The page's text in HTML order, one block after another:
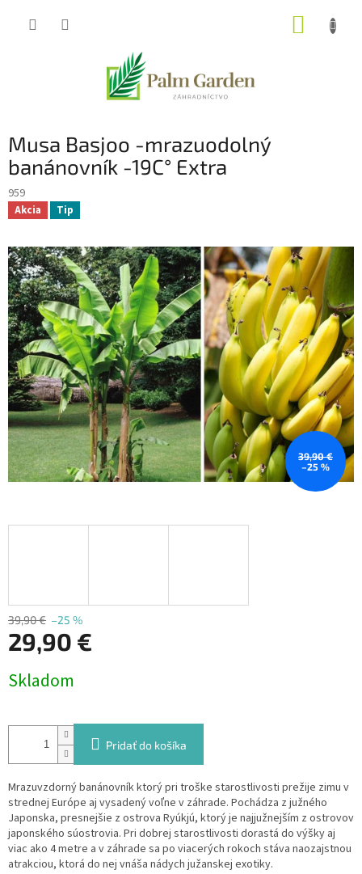
Musa Basjoo -mrazuodolný
banánovník -19C° Extra
959
Akcia Tip
39,90 €
–25 %
39,90 € –25 %
29,90 €
cena:
Skladom
Pridať do košíka
Mrazuvzdorný banánovník ktorý pri troške starostlivosti prežije zimu v
strednej Európe aj vysadený voľne v záhrade. Pochádza z južného
Japonska, presnejšie z ostrova Ryúkjú, ktorý je najjužnejším z ostrovov
japonského súostrovia. Pri dobrej starostlivosti dorastá do výšky aj
viac ako 4 metre a v záhrade sa po viacerých rokoch stáva naozajstnou
atrakciou, ktorá do nej vnáša nádych južanskej exotiky.